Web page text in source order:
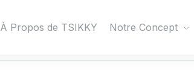
À Propos de TSIKKY Notre Concept